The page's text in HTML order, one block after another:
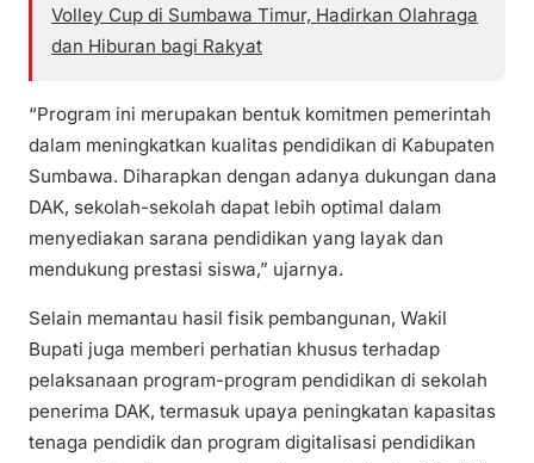
Volley Cup di Sumbawa Timur, Hadirkan Olahraga
dan Hiburan bagi Rakyat
“Program ini merupakan bentuk komitmen pemerintah
dalam meningkatkan kualitas pendidikan di Kabupaten
Sumbawa. Diharapkan dengan adanya dukungan dana
DAK, sekolah-sekolah dapat lebih optimal dalam
menyediakan sarana pendidikan yang layak dan
mendukung prestasi siswa,” ujarnya.
Selain memantau hasil fisik pembangunan, Wakil
Bupati juga memberi perhatian khusus terhadap
pelaksanaan program-program pendidikan di sekolah
penerima DAK, termasuk upaya peningkatan kapasitas
tenaga pendidik dan program digitalisasi pendidikan